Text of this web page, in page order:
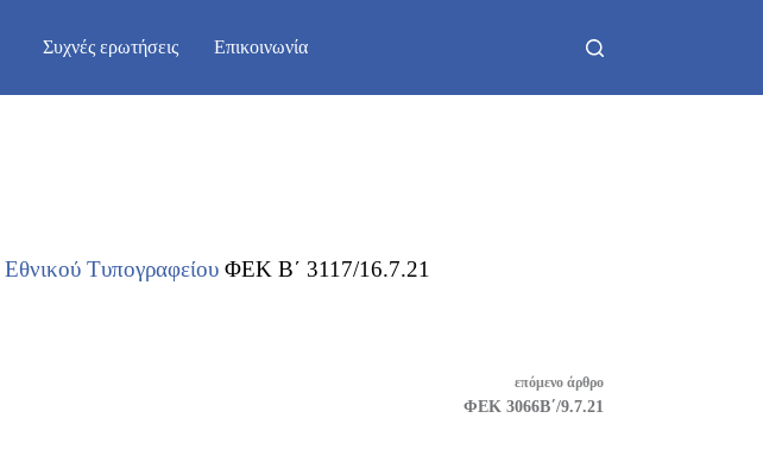
Συχνές ερωτήσεις Επικοινωνία
Εθνικού Τυπογραφείου ΦΕΚ Β΄ 3117/16.7.21
επόμενο άρθρο
ΦΕΚ 3066Β΄/9.7.21